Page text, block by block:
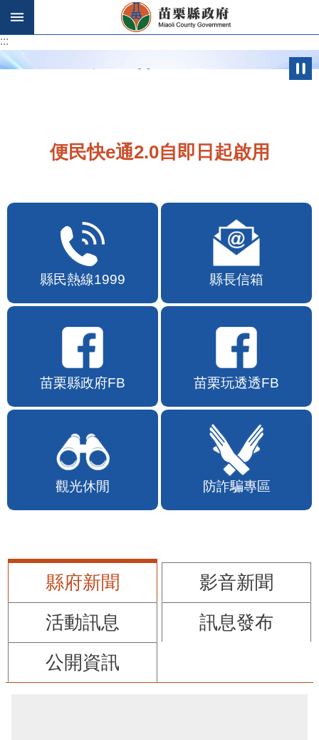
跳到主要內容區塊
:::
:::
便民快e通2.0自即日起啟用
縣民熱線1999 縣長信箱
苗栗縣政府FB 苗栗玩透透FB
觀光休閒 防詐騙專區
縣府新聞
影音新聞
活動訊息
訊息發布
公開資訊